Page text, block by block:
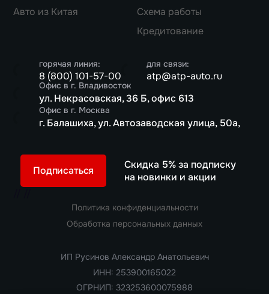
Авто из Китая
Схема работы
Кредитование
горячая линия:
8 (800) 101-57-00
для связи:
atp@atp-auto.ru
Офис в г. Владивосток
ул. Некрасовская, 36 Б, офис 613
Офис в г. Москва
г. Балашиха, ул. Автозаводская улица, 50а,
Скидка 5% за подписку
на новинки и акции
Подписаться
Политика конфиденциальности
Обработка персональных данных
ИП Русинов Александр Анатольевич
ИНН: 253900165022
ОГРНИП: 323253600075988